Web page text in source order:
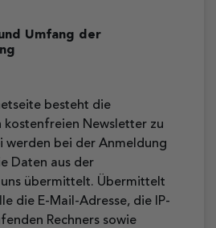
Umfang der
besteht die
kostenfreien Newsletter zu
werden bei der Anmeldung
Daten aus der
uns übermittelt. Übermittelt
die E-Mail-Adresse, die IP-
Rechners sowie